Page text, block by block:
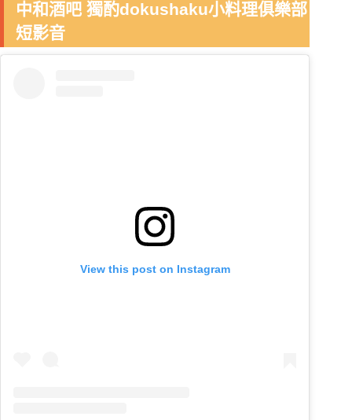
中和酒吧 獨酌dokushaku小料理俱樂部
短影音
View this post on Instagram